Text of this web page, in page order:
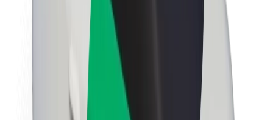
Fenntarthatóság a Boltnál
Project Zero
Sajtószoba
Brand